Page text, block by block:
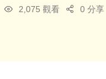
2,075 觀看 0 分享